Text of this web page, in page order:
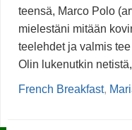
teensä, Marco Polo
mielestäni mitään
teelehdet ja valmis
Olin lukenutkin
French Breakfast,